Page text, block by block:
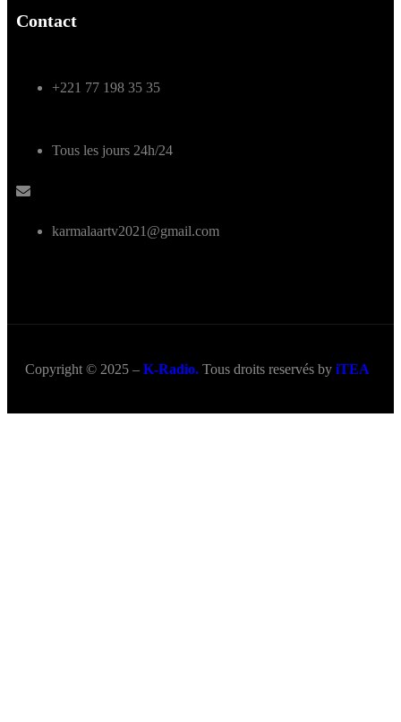
Contact
+221 77 198 35 35
Tous les jours 24h/24
karmalaartv2021@gmail.com
Copyright © 2025 – K-Radio. Tous droits reservés by iTEA